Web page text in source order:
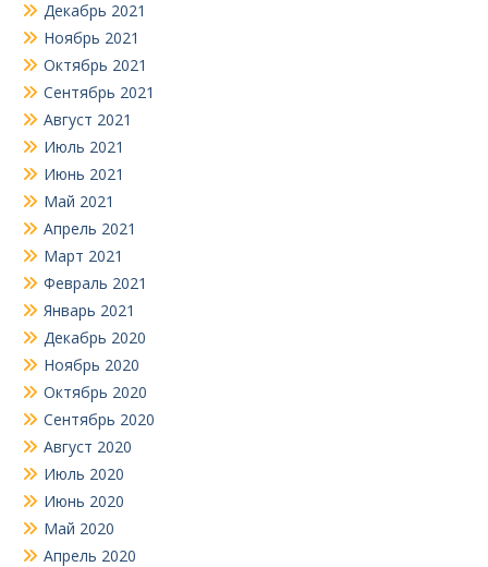
Декабрь 2021
Ноябрь 2021
Октябрь 2021
Сентябрь 2021
Август 2021
Июль 2021
Июнь 2021
Май 2021
Апрель 2021
Март 2021
Февраль 2021
Январь 2021
Декабрь 2020
Ноябрь 2020
Октябрь 2020
Сентябрь 2020
Август 2020
Июль 2020
Июнь 2020
Май 2020
Апрель 2020